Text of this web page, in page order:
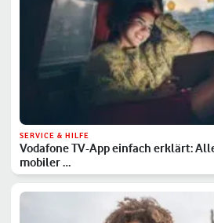
SERVICE & HILFE
Vodafone TV-App einfach erklärt:
mobiler …